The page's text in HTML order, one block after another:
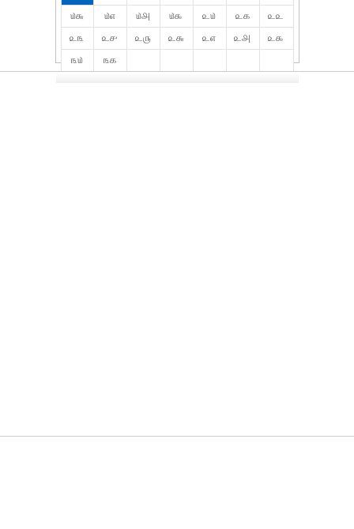
௰௬
௰௭ ௰௮ ௰௯ ௨௰ ௨௧
௨௨
௨௩
௨௪ ௨௫ ௨௬ ௨௭ ௨௮
௨௯
௩௰
௩௧